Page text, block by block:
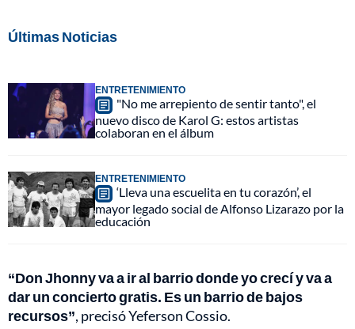
Últimas Noticias
ENTRETENIMIENTO
"No me arrepiento de sentir tanto", el
nuevo disco de Karol G: estos artistas
colaboran en el álbum
ENTRETENIMIENTO
‘Lleva una escuelita en tu corazón’, el
mayor legado social de Alfonso Lizarazo por la
educación
“Don Jhonny va a ir al barrio donde yo crecí y va a
dar un concierto gratis. Es un barrio de bajos
recursos”, precisó Yeferson Cossio.